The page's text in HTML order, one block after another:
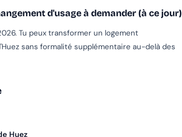
d'usage à demander (à ce jour)
Tu peux transformer un logement
sans formalité supplémentaire au-delà des
Huez